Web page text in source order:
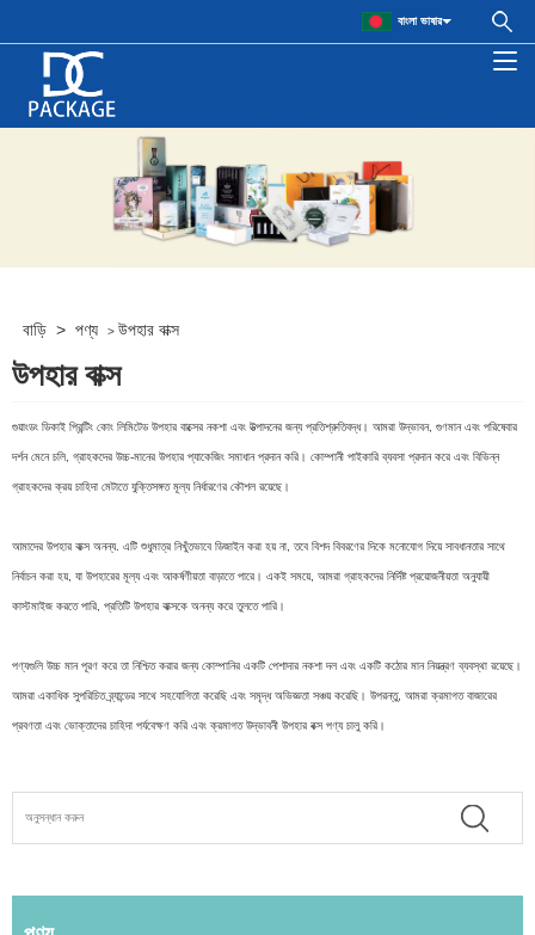
বাংলা ভাষার
বাড়ি > পণ্য > উপহার বাক্স
উপহার বাক্স
গুয়াংডং ডিকাই প্রিন্টিং কোং লিমিটেড উপহার বাক্সের নকশা এবং উত্পাদনের জন্য প্রতিশ্রুতিবদ্ধ। আমরা উদ্ভাবন, গুণমান এবং পরিষেবার
দর্শন মেনে চলি, গ্রাহকদের উচ্চ-মানের উপহার প্যাকেজিং সমাধান প্রদান করি। কোম্পানী পাইকারি ব্যবসা প্রদান করে এবং বিভিন্ন
গ্রাহকদের ক্রয় চাহিদা মেটাতে যুক্তিসঙ্গত মূল্য নির্ধারণের কৌশল রয়েছে।
আমাদের উপহার বাক্স অনন্য. এটি শুধুমাত্র নিখুঁতভাবে ডিজাইন করা হয় না, তবে বিশদ বিবরণের দিকে মনোযোগ দিয়ে সাবধানতার সাথে
নির্বাচন করা হয়, যা উপহারের মূল্য এবং আকর্ষণীয়তা বাড়াতে পারে। একই সময়ে, আমরা গ্রাহকদের নির্দিষ্ট প্রয়োজনীয়তা অনুযায়ী
কাস্টমাইজ করতে পারি, প্রতিটি উপহার বাক্সকে অনন্য করে তুলতে পারি।
পণ্যগুলি উচ্চ মান পূরণ করে তা নিশ্চিত করার জন্য কোম্পানির একটি পেশাদার নকশা দল এবং একটি কঠোর মান নিয়ন্ত্রণ ব্যবস্থা রয়েছে।
আমরা একাধিক সুপরিচিত ব্র্যান্ডের সাথে সহযোগিতা করেছি এবং সমৃদ্ধ অভিজ্ঞতা সঞ্চয় করেছি। উপরন্তু, আমরা ক্রমাগত বাজারের
প্রবণতা এবং ভোক্তাদের চাহিদা পর্যবেক্ষণ করি এবং ক্রমাগত উদ্ভাবনী উপহার বক্স পণ্য চালু করি।